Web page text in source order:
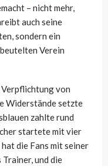
– nicht mehr,
auch seine
sondern ein
Verein
von
Widerstände setzte
zahlte rund
startete mit vier
die Fans mit seiner
und die